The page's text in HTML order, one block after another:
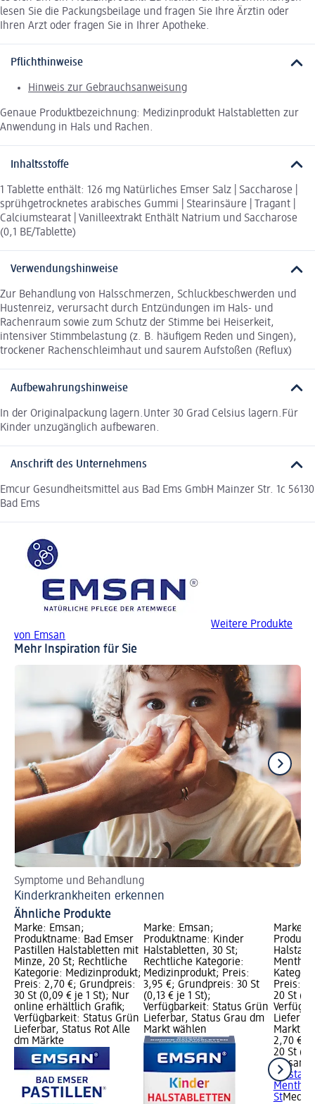
lesen Sie die Packungsbeilage und fragen Sie Ihre Ärztin oder
Ihren Arzt oder fragen Sie in Ihrer Apotheke.
Pflichthinweise
Hinweis zur Gebrauchsanweisung
Genaue Produktbezeichnung: Medizinprodukt Halstabletten zur
Anwendung in Hals und Rachen.
Inhaltsstoffe
1 Tablette enthält: 126 mg Natürliches Emser Salz | Saccharose |
sprühgetrocknetes arabisches Gummi | Stearinsäure | Tragant |
Calciumstearat | Vanilleextrakt Enthält Natrium und Saccharose
(0,1 BE/Tablette)
Verwendungshinweise
Zur Behandlung von Halsschmerzen, Schluckbeschwerden und
Hustenreiz, verursacht durch Entzündungen im Hals- und
Rachenraum sowie zum Schutz der Stimme bei Heiserkeit,
intensiver Stimmbelastung (z. B. häufigem Reden und Singen),
trockener Rachenschleimhaut und saurem Aufstoßen (Reflux)
Aufbewahrungshinweise
In der Originalpackung lagern.Unter 30 Grad Celsius lagern.Für
Kinder unzugänglich aufbewaren.
Anschrift des Unternehmens
Emcur Gesundheitsmittel aus Bad Ems GmbH Mainzer Str. 1c 56130
Bad Ems
Weitere Produkte
von Emsan
Mehr Inspiration für Sie
Symptome und Behandlung
Kinderkrankheiten erkennen
Ähnliche Produkte
Marke: Emsan;
Produktname: Bad Emser
Pastillen Halstabletten mit
Minze, 20 St; Rechtliche
Kategorie: Medizinprodukt;
Preis: 2,70 €; Grundpreis:
30 St (0,09 € je 1 St); Nur
online erhältlich Grafik;
Verfügbarkeit: Status Grün
Lieferbar, Status Rot Alle
dm Märkte
Marke: Emsan;
Produktname: Kinder
Halstabletten, 30 St;
Rechtliche Kategorie:
Medizinprodukt; Preis:
3,95 €; Grundpreis: 30 St
(0,13 € je 1 St);
Verfügbarkeit: Status Grün
Lieferbar, Status Grau dm
Markt wählen
Marke:
Preis:
20 St
Markt
2,70 €
20 St
Emsan
St